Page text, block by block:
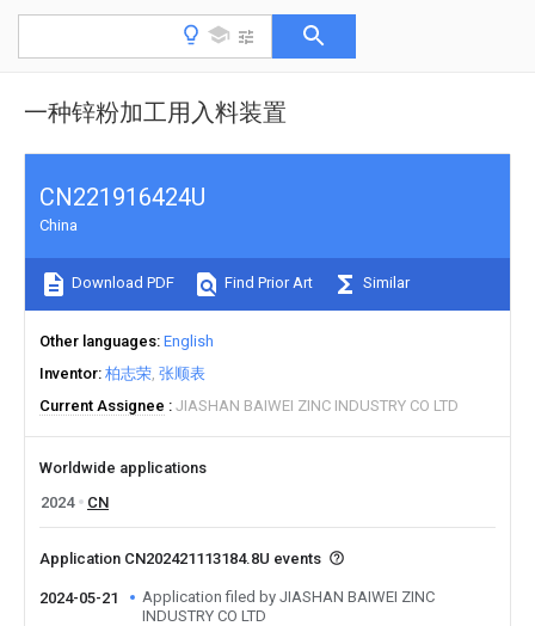
一种锌粉加工用入料装置
CN221916424U
China
Download PDF Find Prior Art Similar
Other languages English
Inventor 柏志荣 张顺表
Current Assignee
JIASHAN BAIWEI ZINC INDUSTRY CO LTD
Worldwide applications
2024
CN
Application CN202421113184.8U events
2024-05-21
Application filed by JIASHAN BAIWEI ZINC
INDUSTRY CO LTD